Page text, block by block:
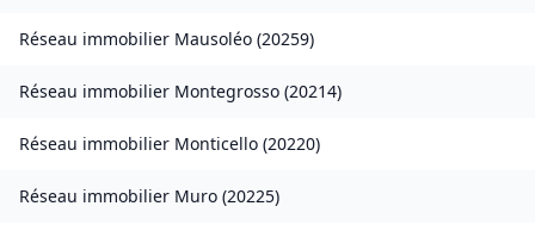
Réseau immobilier Mausoléo (20259)
Réseau immobilier Montegrosso (20214)
Réseau immobilier Monticello (20220)
Réseau immobilier Muro (20225)